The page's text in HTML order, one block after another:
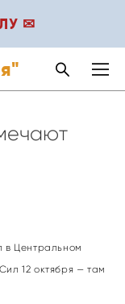
✉
в Центральном
12 октября — там